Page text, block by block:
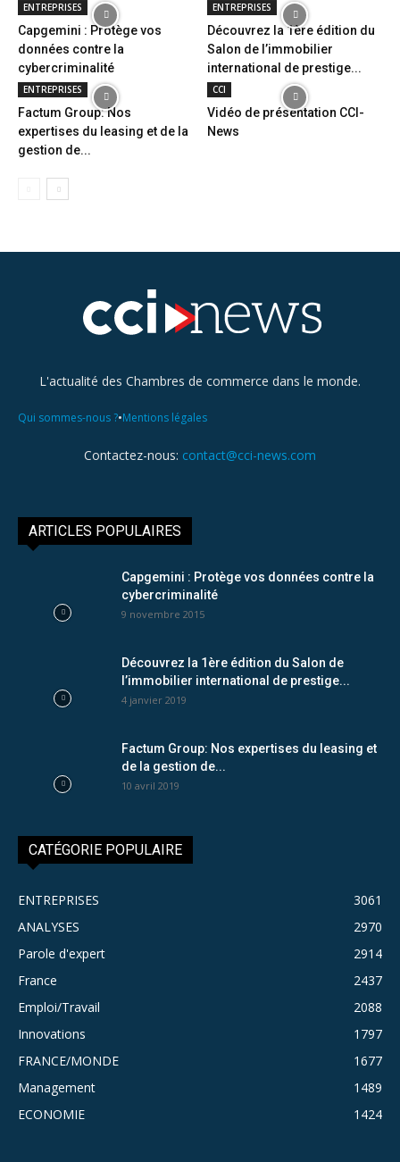
ENTREPRISES
Capgemini : Protège vos
données contre la
cybercriminalité
ENTREPRISES
Découvrez la 1ère édition du
Salon de l’immobilier
international de prestige...
ENTREPRISES
Factum Group: Nos
expertises du leasing et de la
gestion de...
CCI
Vidéo de présentation CCI-
News
L'actualité des Chambres de commerce dans le monde.
Qui sommes-nous ?•Mentions légales
Contactez-nous: contact@cci-news.com
ARTICLES POPULAIRES
Capgemini : Protège vos données contre la
cybercriminalité
9 novembre 2015
Découvrez la 1ère édition du Salon de
l’immobilier international de prestige...
4 janvier 2019
Factum Group: Nos expertises du leasing et
de la gestion de...
10 avril 2019
CATÉGORIE POPULAIRE
ENTREPRISES
3061
ANALYSES
2970
Parole d'expert
2914
France
2437
Emploi/Travail
2088
Innovations
1797
FRANCE/MONDE
1677
Management
1489
ECONOMIE
1424